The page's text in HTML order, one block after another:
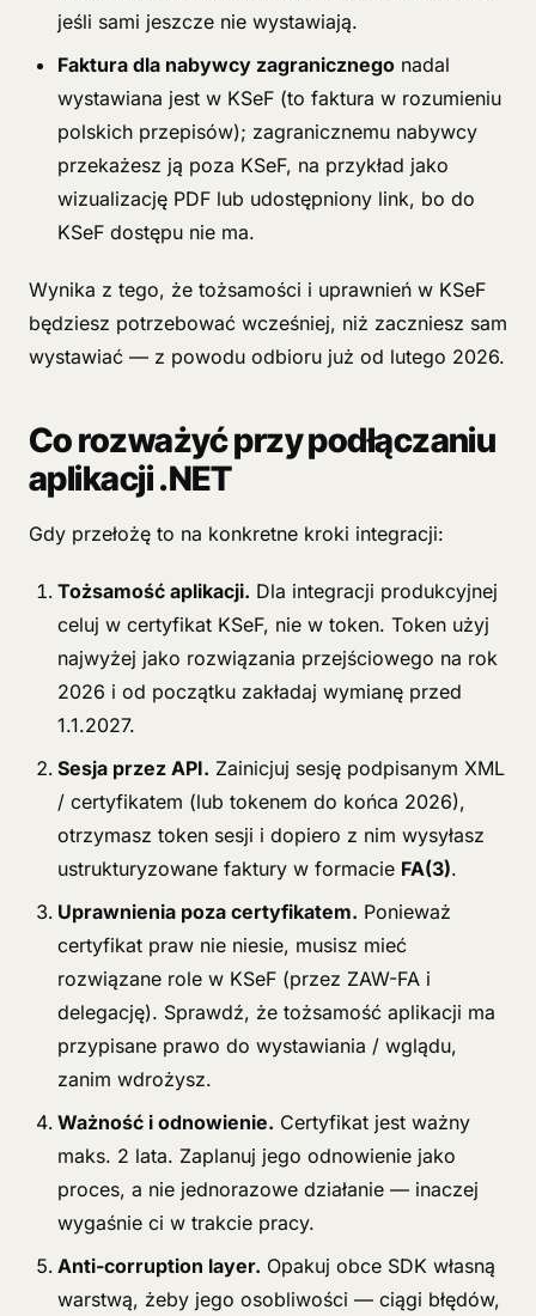
jeśli sami jeszcze nie wystawiają.
Faktura dla nabywcy zagranicznego nadal
wystawiana jest w KSeF (to faktura w rozumieniu
polskich przepisów); zagranicznemu nabywcy
przekażesz ją poza KSeF, na przykład jako
wizualizację PDF lub udostępniony link, bo do
KSeF dostępu nie ma.
Wynika z tego, że tożsamości i uprawnień w KSeF
będziesz potrzebować wcześniej, niż zaczniesz sam
wystawiać — z powodu odbioru już od lutego 2026.
Co rozważyć przy podłączaniu
aplikacji .NET
Gdy przełożę to na konkretne kroki integracji:
Tożsamość aplikacji. Dla integracji produkcyjnej
celuj w certyfikat KSeF, nie w token. Token użyj
najwyżej jako rozwiązania przejściowego na rok
2026 i od początku zakładaj wymianę przed
1.1.2027.
Sesja przez API. Zainicjuj sesję podpisanym XML
/ certyfikatem (lub tokenem do końca 2026),
otrzymasz token sesji i dopiero z nim wysyłasz
ustrukturyzowane faktury w formacie FA(3).
Uprawnienia poza certyfikatem. Ponieważ
certyfikat praw nie niesie, musisz mieć
rozwiązane role w KSeF (przez ZAW-FA i
delegację). Sprawdź, że tożsamość aplikacji ma
przypisane prawo do wystawiania / wglądu,
zanim wdrożysz.
Ważność i odnowienie. Certyfikat jest ważny
maks. 2 lata. Zaplanuj jego odnowienie jako
proces, a nie jednorazowe działanie — inaczej
wygaśnie ci w trakcie pracy.
Anti-corruption layer. Opakuj obce SDK własną
warstwą, żeby jego osobliwości — ciągi błędów,